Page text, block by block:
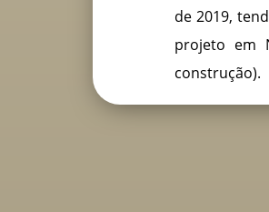
de 2019,
projeto em
construção).